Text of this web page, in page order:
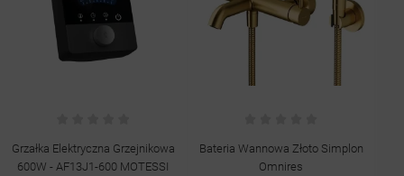
Grzałka Elektryczna Grzejnikowa
600W - AF13J1-600 MOTESSI
Bateria Wannowa Złoto Simplon
Omnires